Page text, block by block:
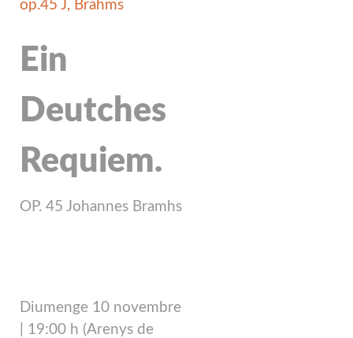
Ein
Deutches
Requiem.
OP. 45 Johannes Bramhs
Diumenge 10 novembre
19:00 h (Arenys de